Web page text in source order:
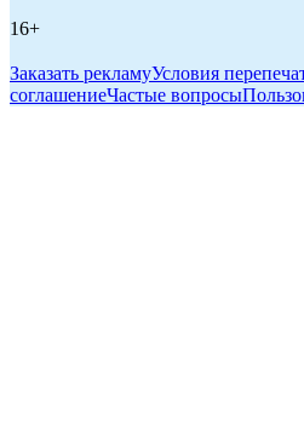
16+
Заказать рекламуУсловия
соглашениеЧастые вопросы